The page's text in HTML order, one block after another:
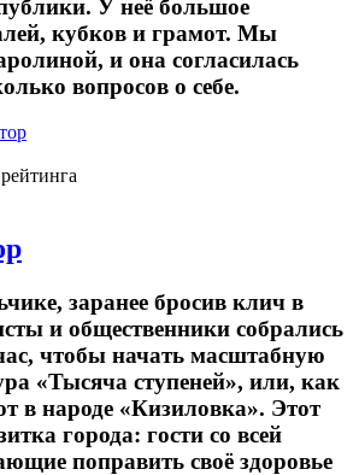
У неё большое
кубков и грамот. Мы
и она согласилась
вопросов о себе.
заранее бросив клич в
и общественники собрались
чтобы начать масштабную
«Тысяча ступеней», или, как
в народе «Кизиловка». Этот
города: гости со всей
поправить своё здоровье